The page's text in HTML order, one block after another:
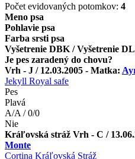
Počet evidovaných potomkov: 4
Meno psa
Pohlavie psa
Farba srsti psa
Vyšetrenie DBK / Vyšetrenie
Je pes zaradený do chovu?
Vrh - J / 12.03.2005 - Matka:
Jekyll Royal safe
Pes
Plavá
A/A / 0/0
Nie
Kráľovská stráž Vrh - C /
Monte
Cortina Kráľovská Stráž